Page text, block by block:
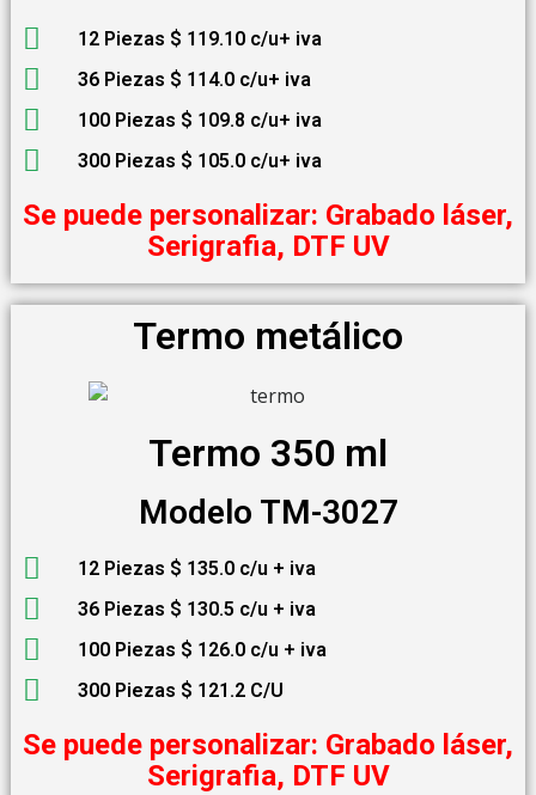
12 Piezas $ 119.10 c/u+ iva
36 Piezas $ 114.0 c/u+ iva
100 Piezas $ 109.8 c/u+ iva
300 Piezas $ 105.0 c/u+ iva
Se puede personalizar: Grabado láser,
Serigrafia, DTF UV
Termo metálico
Termo 350 ml
Modelo TM-3027
12 Piezas $ 135.0 c/u + iva
36 Piezas $ 130.5 c/u + iva
100 Piezas $ 126.0 c/u + iva
300 Piezas $ 121.2 C/U
Se puede personalizar: Grabado láser,
Serigrafia, DTF UV